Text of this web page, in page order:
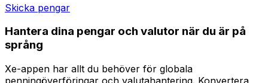
Skicka pengar
Hantera dina pengar och valutor när du är på
språng
Xe-appen har allt du behöver för globala